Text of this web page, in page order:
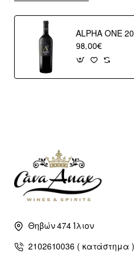
ALPHA ONE
98,00€
Θηβών 474 Ίλιον
2102610036 ( κατάστημα )